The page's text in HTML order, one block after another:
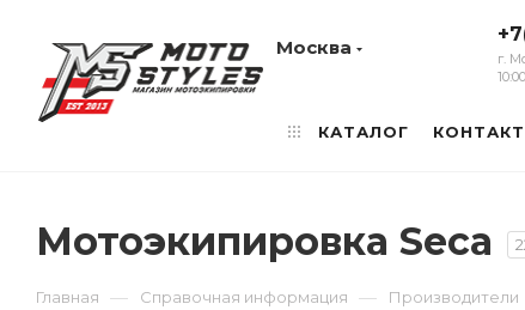
Москва
г.
КАТАЛОГ
Мотоэкипировка Seca
Главная — Справочная информация — Производители